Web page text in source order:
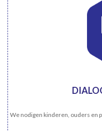
We nodigen kinderen, ouders en